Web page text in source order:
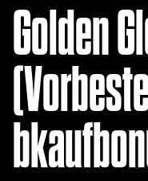
Golden